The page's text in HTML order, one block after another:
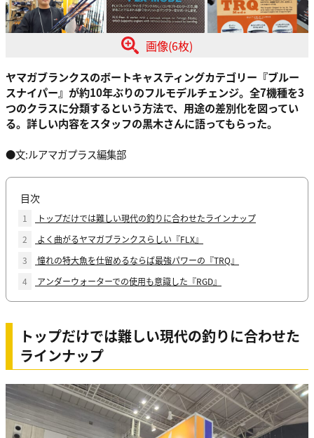
画像(6枚)
ヤマガブランクスのボートキャスティングカテゴリー『ブルー
スナイパー』が約10年ぶりのフルモデルチェンジ。全7機種を3
つのクラスに分類するという方法で、用途の差別化を図ってい
る。詳しい内容をスタッフの黒木さんに語ってもらった。
●文:ルアマガプラス編集部
目次
1
トップだけでは難しい現代の釣りに合わせたラインナップ
2
よく曲がるヤマガブランクスらしい『FLX』
3
憧れの特大魚を仕留めるならば最強パワーの『TRQ』
4
アンダーウォーターでの使用も意識した『RGD』
トップだけでは難しい現代の釣りに合わせた
ラインナップ